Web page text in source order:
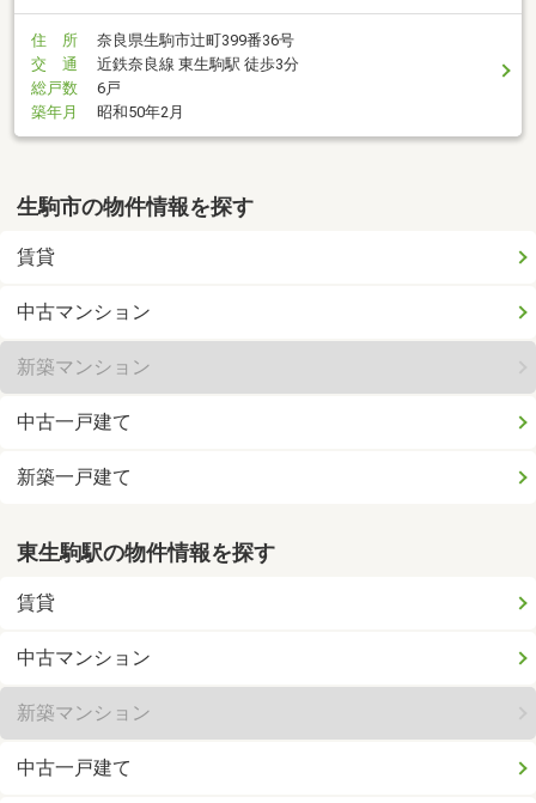
住 所
奈良県生駒市辻町399番36号
交 通
近鉄奈良線 東生駒駅 徒歩3分
総戸数
6戸
築年月
昭和50年2月
生駒市の物件情報を探す
賃貸
中古マンション
新築マンション
中古一戸建て
新築一戸建て
東生駒駅の物件情報を探す
賃貸
中古マンション
新築マンション
中古一戸建て